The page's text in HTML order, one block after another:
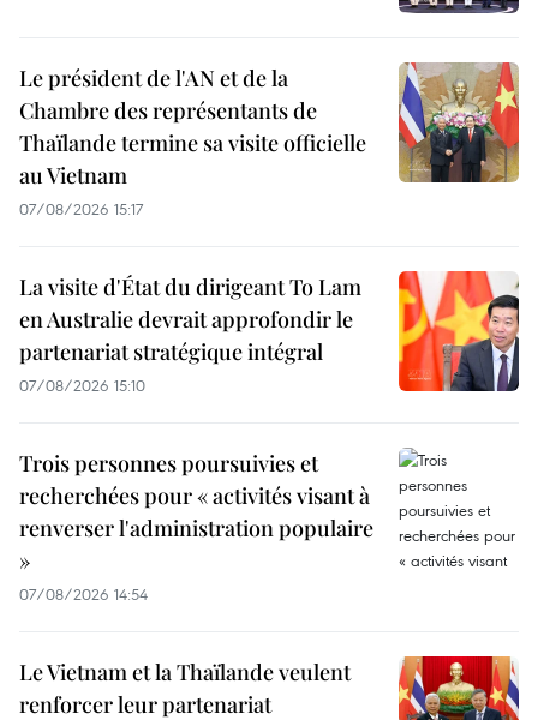
Le président de l'AN et de la
Chambre des représentants de
Thaïlande termine sa visite officielle
au Vietnam
07/08/2026 15:17
La visite d'État du dirigeant To Lam
en Australie devrait approfondir le
partenariat stratégique intégral
07/08/2026 15:10
Trois personnes poursuivies et
recherchées pour « activités visant à
renverser l'administration populaire
»
07/08/2026 14:54
Le Vietnam et la Thaïlande veulent
renforcer leur partenariat